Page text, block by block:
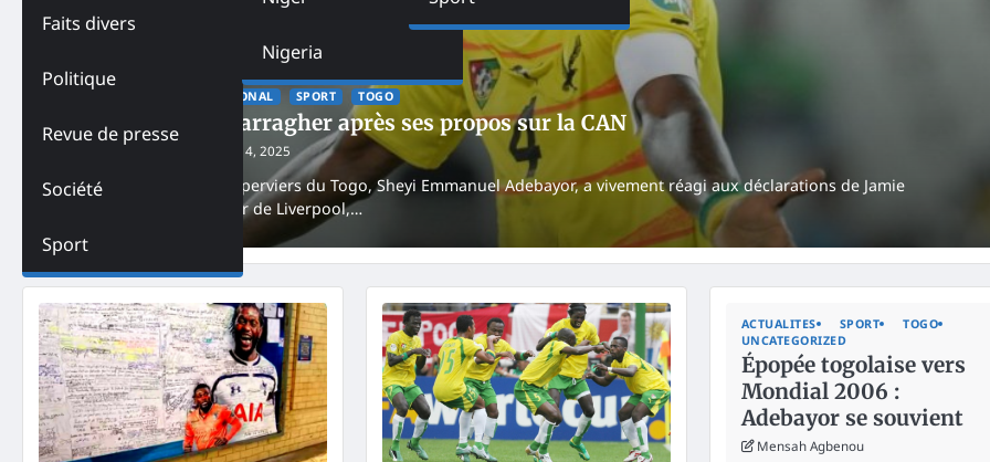
Faits divers
Politique
Revue de presse
Société
Sport
Nigeria
INTERNATIONAL SPORT TOGO
Adebayor tacle Carragher après ses propos sur la CAN
March 4, 2025
L’ancien capitaine des Éperviers du Togo, Sheyi Emmanuel Adebayor, a vivement réagi aux déclarations de Jamie
Carragher, ex-défenseur de Liverpool,…
ACTUALITES SPORT
TOGO
UNCATEGORIZED
Épopée togolaise vers
Mondial 2006 :
Adebayor se souvient
Mensah Agbenou